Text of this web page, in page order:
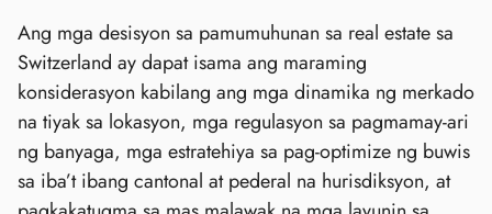
Ang mga desisyon sa pamumuhunan sa real estate sa
Switzerland ay dapat isama ang maraming
konsiderasyon kabilang ang mga dinamika ng merkado
na tiyak sa lokasyon, mga regulasyon sa pagmamay-ari
ng banyaga, mga estratehiya sa pag-optimize ng buwis
sa iba’t ibang cantonal at pederal na hurisdiksyon, at